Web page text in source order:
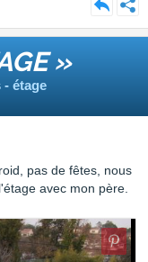
»
étage
pas de fêtes, nous
avec mon père.